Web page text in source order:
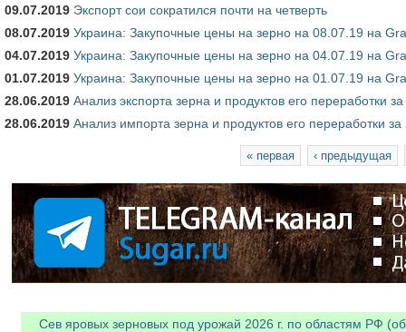
09.07.2019 Экспорт сои сократился почти на четверть
08.07.2019 Украина: Закупочные цены на зерно на 08.07.19 на
04.07.2019 Украина: Закупочные цены на зерно на 04.07.19 на
01.07.2019 Украина: Закупочные цены на зерно на 01.07.19 на
28.06.2019 Анализ экспорта зерна и продуктов его переработки
28.06.2019 Анализ импорта зерна и продуктов его переработки
« первая ‹ предыдущая
Сев яровых зерновых под урожай 2026 г. по областям РФ